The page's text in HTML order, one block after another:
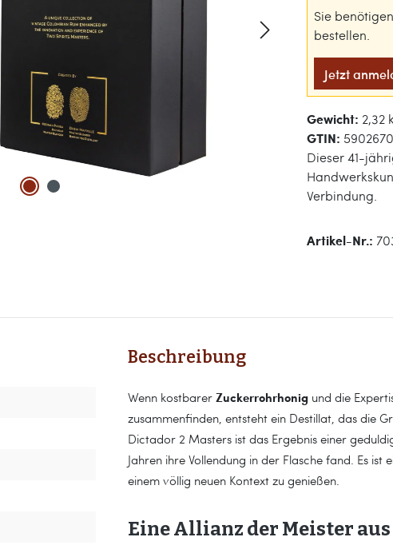
Sie
bestellen.
Jetzt
Gewicht: 2,32
GTIN:
Dieser 41-
Verbindung.
Artikel-Nr.:
Beschreibung
Wenn kostbarer Zuckerrohrhonig und die
zusammenfinden, entsteht ein Destillat, das die
Dictador 2 Masters ist das Ergebnis einer
Jahren ihre Vollendung in der Flasche fand. Es
einem völlig neuen Kontext zu genießen.
Eine Allianz der Meister